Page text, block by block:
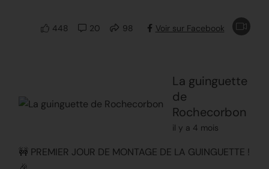
448 20 98 Voir sur Facebook
La guinguette
de
Rochecorbon
il y a 4 mois
🚧 PREMIER JOUR DE MONTAGE DE LA GUINGUETTE !